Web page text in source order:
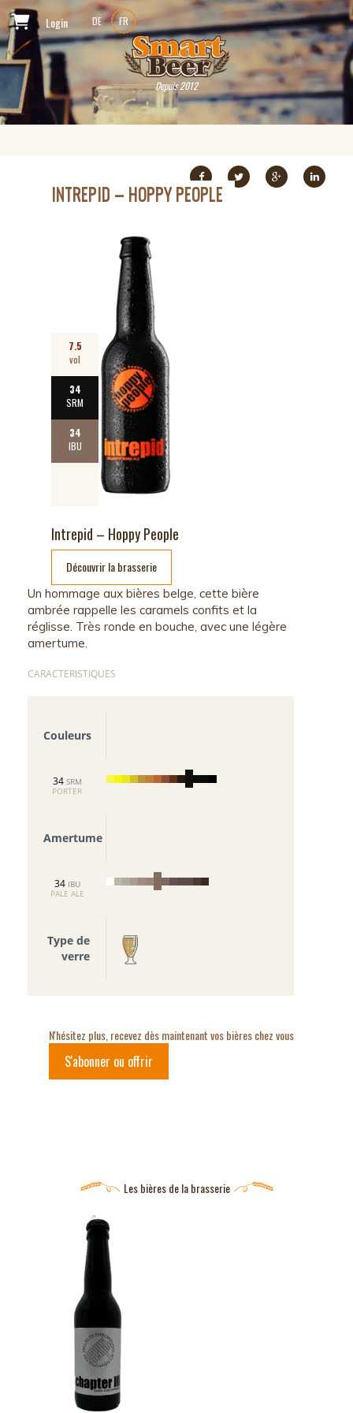
Login DE FR
Depuis 2012
INTREPID – HOPPY PEOPLE
Intrepid – Hoppy People
7.5
vol
34
SRM
34
IBU
Découvrir la brasserie
Un hommage aux bières belge, cette bière
ambrée rappelle les caramels confits et la
réglisse. Très ronde en bouche, avec une légère
amertume.
CARACTERISTIQUES
Couleurs
34 SRM
PORTER
Amertume
34 IBU
PALE ALE
Type de
verre
N'hésitez plus, recevez dès maintenant vos bières chez vous
S'abonner ou offrir
Les bières de la brasserie